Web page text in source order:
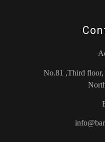
No.81 ,Third floor,